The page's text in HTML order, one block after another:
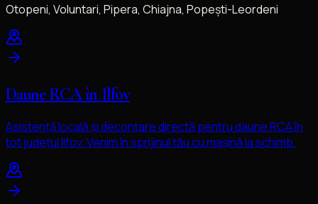
Otopeni, Voluntari, Pipera, Chiajna, Popești-Leordeni
Daune RCA în Ilfov
Asistență locală și decontare directă pentru daune RCA în
tot județul Ilfov. Venim în sprijinul tău cu mașină la schimb.